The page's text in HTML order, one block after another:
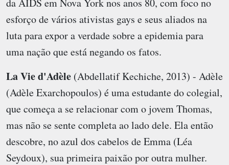
da AIDS em Nova York nos anos 80, com foco no
esforço de vários ativistas gays e seus aliados na
luta para expor a verdade sobre a epidemia para
uma nação que está negando os fatos.
La Vie d'Adèle (Abdellatif Kechiche, 2013) - Adèle
(Adèle Exarchopoulos) é uma estudante do colegial,
que começa a se relacionar com o jovem Thomas,
mas não se sente completa ao lado dele. Ela então
descobre, no azul dos cabelos de Emma (Léa
Seydoux), sua primeira paixão por outra mulher.